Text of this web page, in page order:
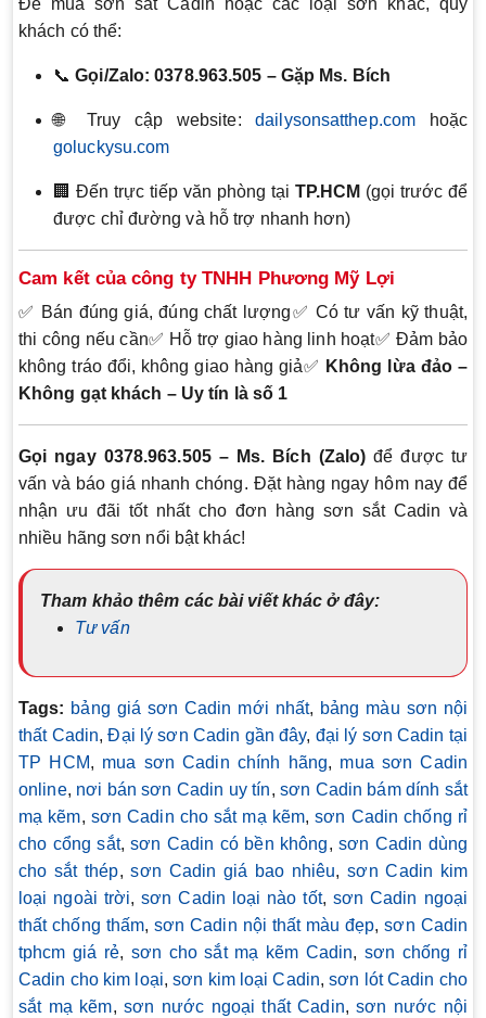
Để mua sơn sắt Cadin hoặc các loại sơn khác, quý
khách có thể:
📞Gọi/Zalo: 0378.963.505 – Gặp Ms. Bích
🌐 Truy cập website:dailysonsatthep.com hoặc
goluckysu.com
🏢 Đến trực tiếp văn phòng tại TP.HCM (gọi trước để
được chỉ đường và hỗ trợ nhanh hơn)
Cam kết của công ty TNHH Phương Mỹ Lợi
✅ Bán đúng giá, đúng chất lượng✅ Có tư vấn kỹ thuật,
thi công nếu cần✅ Hỗ trợ giao hàng linh hoạt✅ Đảm bảo
không tráo đổi, không giao hàng giả✅ Không lừa đảo –
Không gạt khách – Uy tín là số 1
Gọi ngay 0378.963.505 – Ms. Bích (Zalo) để được tư
vấn và báo giá nhanh chóng. Đặt hàng ngay hôm nay để
nhận ưu đãi tốt nhất cho đơn hàng sơn sắt Cadin và
nhiều hãng sơn nổi bật khác!
Tham khảo thêm các bài viết khác ở đây:
Tư vấn
Tags: bảng giá sơn Cadin mới nhất, bảng màu sơn nội
thất Cadin,Đại lý sơn Cadin gần đây, đại lý sơn Cadin tại
TP HCM, mua sơn Cadin chính hãng, mua sơn Cadin
online, nơi bán sơn Cadin uy tín, sơn Cadin bám dính sắt
mạ kẽm, sơn Cadin cho sắt mạ kẽm,sơn Cadin chống rỉ
cho cổng sắt,sơn Cadin có bền không,sơn Cadin dùng
cho sắt thép,sơn Cadin giá bao nhiêu,sơn Cadin kim
loại ngoài trời,sơn Cadin loại nào tốt, sơn Cadin ngoại
thất chống thấm, sơn Cadin nội thất màu đẹp,sơn Cadin
tphcm giá rẻ, sơn cho sắt mạ kẽm Cadin, sơn chống rỉ
Cadin cho kim loại,sơn kim loại Cadin,sơn lót Cadin cho
sắt mạ kẽm,sơn nước ngoại thất Cadin,sơn nước nội